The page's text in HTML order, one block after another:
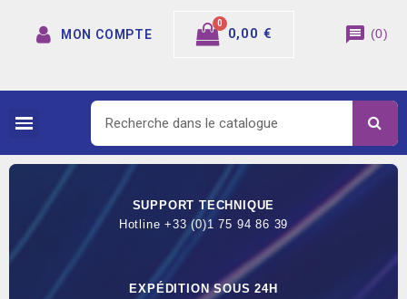
MON COMPTE 0,00 € message (0)
SUPPORT TECHNIQUE
Hotline +33 (0)1 75 94 86 39
EXPÉDITION SOUS 24H